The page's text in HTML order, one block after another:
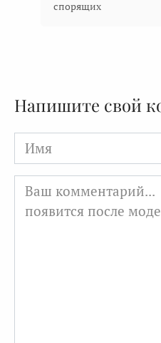
спорящих
Напишите свой
Имя